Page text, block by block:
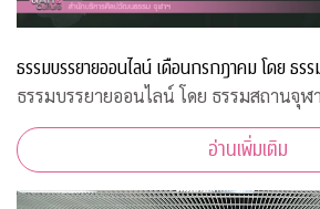
ธรรมบรรยายออนไลน์ เดือนกรกฎาคม โดย ธร
ธรรมบรรยายออนไลน์ โดย ธรรมสถานจุฬ
อ่านเพิ่มเติม